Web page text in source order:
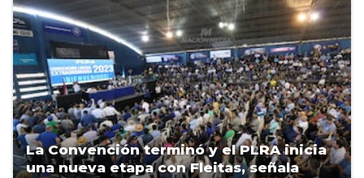
La Convención terminó y el PLRA inicia
una nueva etapa con Fleitas, señala